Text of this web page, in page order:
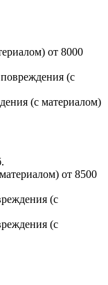
от 8000
(с
(с материалом)
от 8500
(с
(с